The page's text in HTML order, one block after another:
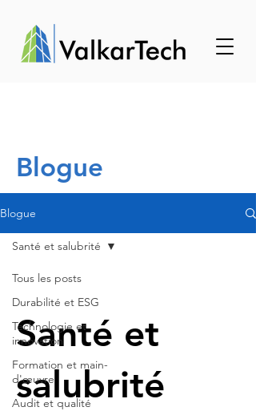
Blogue
Blogue
Tous les posts
Durabilité et ESG
Technologie et
innovation
Formation et main-
d'œuvre
Audit et qualité
Santé et salubrité
Santé et
salubrité